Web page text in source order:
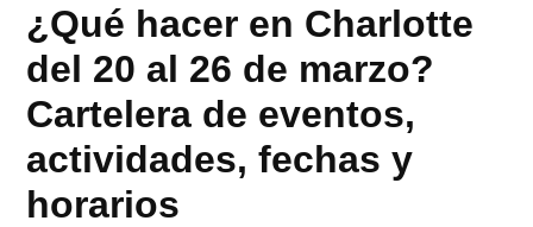
Donar
¿Qué hacer en Charlotte
del 20 al 26 de marzo?
Cartelera de eventos,
actividades, fechas y
horarios